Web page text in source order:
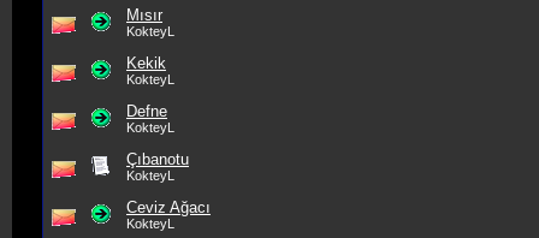
Mısır
KokteyL
Kekik
KokteyL
Defne
KokteyL
Çıbanotu
KokteyL
Ceviz Ağacı
KokteyL